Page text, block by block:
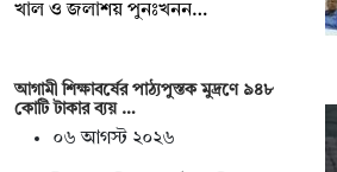
খাল ও জলাশয় পুনঃখনন…
আগামী শিক্ষাবর্ষের পাঠ্যপুস্তক মুদ্রণে ৯৪৮
কোটি টাকার ব্যয় …
০৬ আগস্ট ২০২৬